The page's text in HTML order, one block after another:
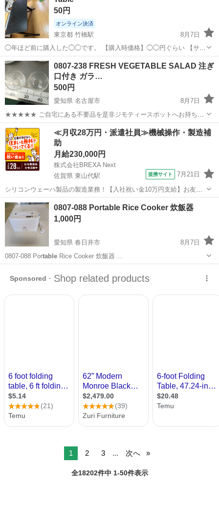
50円
オンライン決済
東京都 竹橋駅
8月7日
◯年ほど前に購入した◯◯です。 【購入時価格】◯◯円ぐらい 【サイ
ズ】縦：◯cm、横：◯cm、奥行き：◯cm （大体です） 【傷などの
状態】とくに目立った傷はありません。 【アピールポイント】状態は
いいのでまだまだ使えます！...
東京 千代田区 竹橋駅 テーブル
0807-238 FRESH VEGETABLE SALAD 注ぎ
口付き ガラ…
500円
愛知県 名古屋市
8月7日
★★★★★ ご自宅にある不要品を是非ジモティースポットへお持ち込
みしませんか？ 家電、趣味・スポーツ・レジャー用品、こども用品、
衣料服飾品、生活雑貨、家具、本、CD・DVDなどが無料でまとめて持
ち込めます！ ※詳細はこ...
愛知 名古屋市 食器 現地
≪月収28万円・派遣社員≫機械操作・製造補
助
月給230,000円
株式会社BREXA Next
佐賀県 東山代駅
提携サイト 7月21日
シリコンウェーハ製品の製造業務！【入社祝い金10万円支給】お友達
やカップルとの応募OK◎年間休日129日＆休出なしでプライベート充
実♪業務はクリーンルームで快適作業◎自社正社員登用制度あり★1食
300円～の格安食堂あり！《佐...
佐賀 伊万里市
0807-088 Portable Rice Cooker 炊飯器
1,000円
愛知県 春日井市
8月7日
0807-088 PortableRice Cooker 炊飯器 …
1 2 3 ... 次へ
全18202件中 1-50件表示